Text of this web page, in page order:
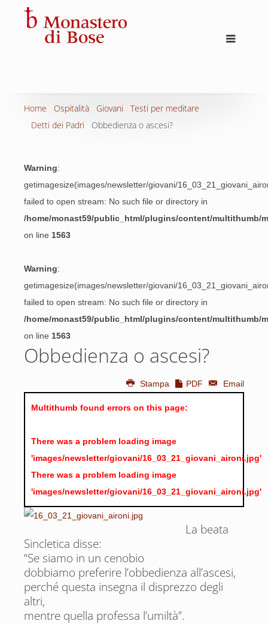
Home Ospitalità Giovani
Testi per meditare
Detti dei Padri
Obbedienza o ascesi?
Warning:
getimagesize(images/newsletter/giovani/
failed to open stream: No such file or directory in
/home/monast59/public_html/plugins/content/multithumb/
on line 1563
Warning:
getimagesize(images/newsletter/giovani/
failed to open stream: No such file or directory in
/home/monast59/public_html/plugins/content/multithumb/
on line 1563
Obbedienza o ascesi?
Stampa PDF Email
Multithumb found errors on this page:
There was a problem loading image
'images/newsletter/giovani/16_03_21_giovani_aironi.jpg'
There was a problem loading image
'images/newsletter/giovani/16_03_21_giovani_aironi.jpg'
La beata
Sincletica disse:
“Se siamo in un cenobio
dobbiamo preferire l’obbedienza all’ascesi,
perché questa insegna il disprezzo degli
altri,
mentre quella professa l’umiltà”.